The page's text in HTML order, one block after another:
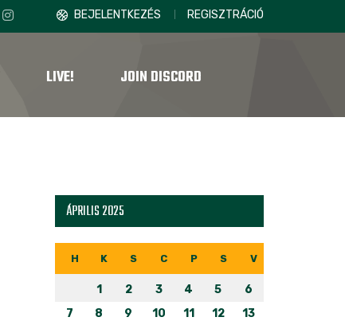
BEJELENTKEZÉS REGISZTRÁCIÓ
LIVE! JOIN DISCORD
ÁPRILIS 2025
H K S C P S V
1 2 3 4 5
6
7
8 9 10 11 12
13